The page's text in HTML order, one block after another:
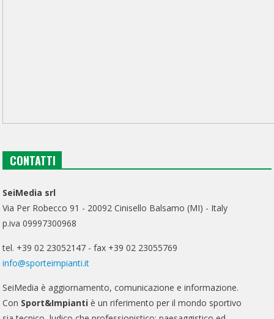
CONTATTI
SeiMedia srl
Via Per Robecco 91 - 20092 Cinisello Balsamo (MI) - Italy
p.iva 09997300968
tel. +39 02 23052147 - fax +39 02 23055769
info@sporteimpianti.it
SeiMedia è aggiornamento, comunicazione e informazione.
Con Sport&Impianti è un riferimento per il mondo sportivo